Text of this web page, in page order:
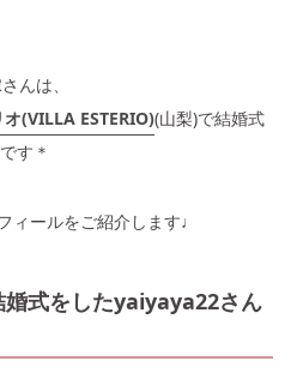
んは、
(VILLA ESTERIO)(山梨)で結婚式
す＊
ィールをご紹介します♩
婚式をしたyaiyaya22さん